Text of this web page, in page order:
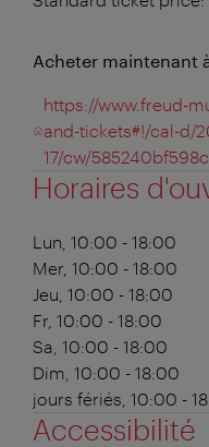
Acheter maintenant
https://www.freud-
and-tickets#!/cal-d/
17/cw/
Horaires
Lun, 10:00 - 18:00
Mer, 10:00 - 18:00
Jeu, 10:00 - 18:00
Fr, 10:00 - 18:00
Sa, 10:00 - 18:00
Dim, 10:00 - 18:00
jours fériés, 10:00 -
Accessibilité